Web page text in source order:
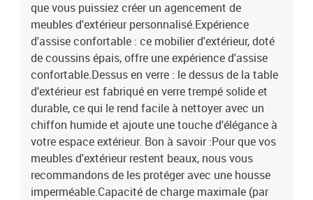
é)Dimensions du coussin de dossier (L) : 68 x 37 cm (l x
P)Dimensions du coussin de dossier (S) : 45 x 37 cm (l x P) La
livraison contient :4 x siège d'angle1 x siège central1 x table
basse5 x coussin de siège9 x coussin de dossier
que vous puissiez créer un agencement de
meubles d'extérieur personnalisé.Expérience
d'assise confortable : ce mobilier d'extérieur, doté
de coussins épais, offre une expérience d'assise
confortable.Dessus en verre : le dessus de la table
d'extérieur est fabriqué en verre trempé solide et
durable, ce qui le rend facile à nettoyer avec un
chiffon humide et ajoute une touche d'élégance à
votre espace extérieur. Bon à savoir :Pour que vos
meubles d'extérieur restent beaux, nous vous
recommandons de les protéger avec une housse
imperméable.Capacité de charge maximale (par